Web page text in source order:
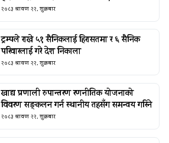
२०८३ श्रावण २२, शुक्रबार
ट्रम्पले राखे ५१ सैनिकलाई हिरासतमा र ६ सैनिक
परिवारलाई गरे देश निकाला
२०८३ श्रावण २२, शुक्रबार
खाद्य प्रणाली रुपान्तरण रणनीतिक योजनाको
विवरण सङ्कलन गर्न स्थानीय तहसँग समन्वय गरिने
२०८३ श्रावण २२, शुक्रबार